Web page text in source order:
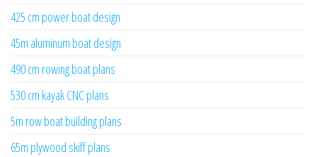
425 cm power boat design
45m aluminum boat design
490 cm rowing boat plans
530 cm kayak CNC plans
5m row boat building plans
65m plywood skiff plans